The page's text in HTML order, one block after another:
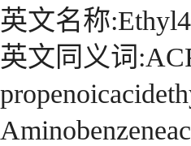
英文名称
英文同义词